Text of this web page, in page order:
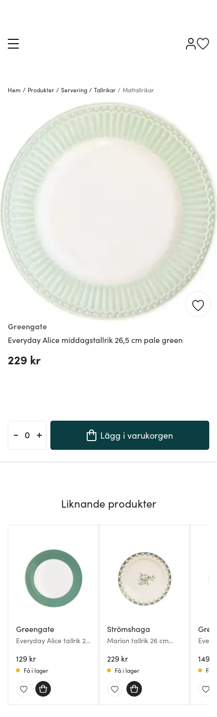
Hem / Produkter / Servering / Tallrikar / Mattallrikar
Greengate
Everyday Alice middagstallrik 26,5 cm pale green
229 kr
- + Lägg i varukorgen
Liknande produkter
Greengate
Everyday Alice tallrik 23
129 kr
Få i lager
Strömshaga
Marion tallrik 26 cm
229 kr
Få i lager
149
Få